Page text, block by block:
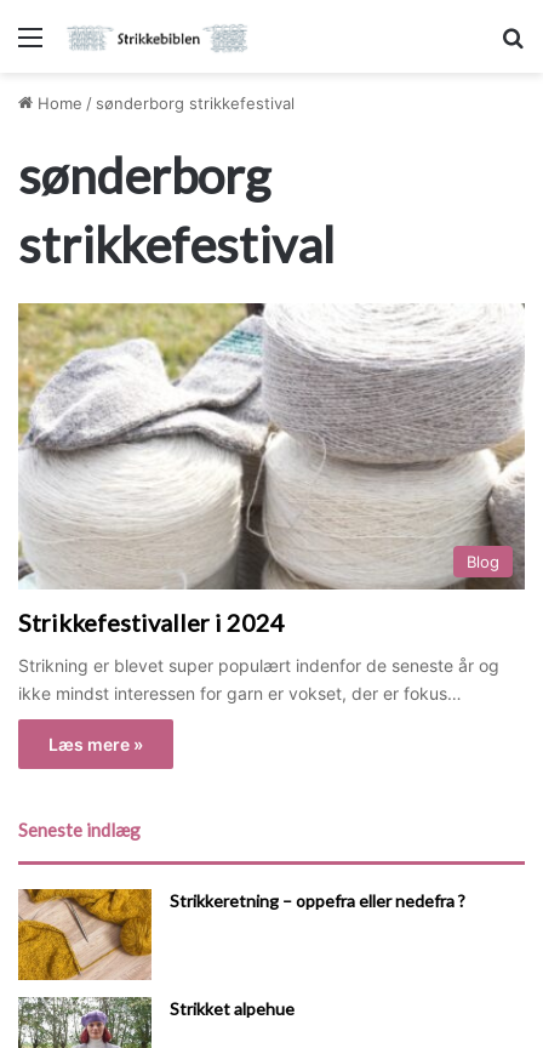
Menu
Home / sønderborg strikkefestival
sønderborg
strikkefestival
Blog
Strikkefestivaller i 2024
Strikning er blevet super populært indenfor de seneste år og
ikke mindst interessen for garn er vokset, der er fokus…
Læs mere »
Seneste indlæg
Strikkeretning – oppefra eller nedefra ?
Strikket alpehue